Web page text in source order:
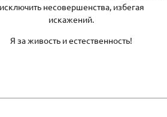
исключить несовершенства, избегая
искажений.
Я за живость и естественность!